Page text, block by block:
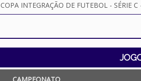
COPA INTEGRAÇÃO DE FUTEBOL - SÉRIE